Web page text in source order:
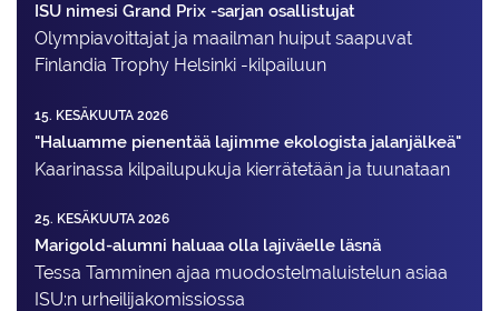
ISU nimesi Grand Prix -sarjan osallistujat
Olympiavoittajat ja maailman huiput saapuvat
Finlandia Trophy Helsinki -kilpailuun
15. KESÄKUUTA 2026
"Haluamme pienentää lajimme ekologista jalanjälkeä"
Kaarinassa kilpailupukuja kierrätetään ja tuunataan
25. KESÄKUUTA 2026
Marigold-alumni haluaa olla lajiväelle läsnä
Tessa Tamminen ajaa muodostelma­luistelun asiaa
ISU:n urheilija­komissiossa